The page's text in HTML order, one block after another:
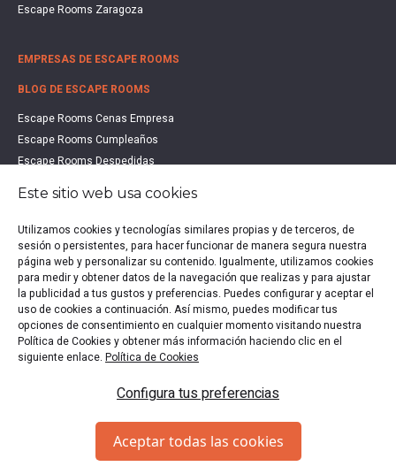
Escape Rooms Zaragoza
EMPRESAS DE ESCAPE ROOMS
BLOG DE ESCAPE ROOMS
Escape Rooms Cenas Empresa
Escape Rooms Cumpleaños
Escape Rooms Despedidas
Escape Rooms Halloween
Escape Rooms San Valentín
Estudio de Mercado Escape Rooms 2021
Qué es un Escape Room
Qué es un Hall Escape
Escape Rooms en España
Copyright © 2020-2026 EscapeUp | Todos los derechos
reservados.
Este sitio web usa cookies
Utilizamos cookies y tecnologías similares propias y de terceros, de
sesión o persistentes, para hacer funcionar de manera segura nuestra
página web y personalizar su contenido. Igualmente, utilizamos cookies
para medir y obtener datos de la navegación que realizas y para ajustar
la publicidad a tus gustos y preferencias. Puedes configurar y aceptar el
uso de cookies a continuación. Así mismo, puedes modificar tus
opciones de consentimiento en cualquier momento visitando nuestra
Política de Cookies y obtener más información haciendo clic en el
siguiente enlace. Política de Cookies
Configura tus preferencias
Aceptar todas las cookies